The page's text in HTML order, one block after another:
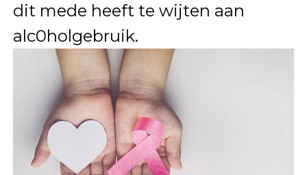
dit mede heeft te wijten aan
alc0holgebruik.